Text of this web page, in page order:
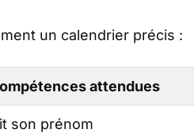
un calendrier précis :
attendues
son prénom